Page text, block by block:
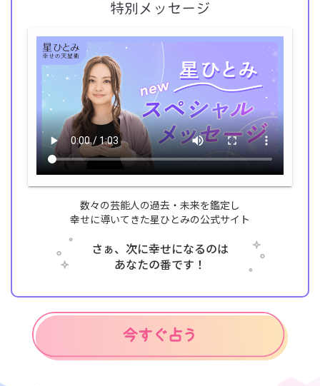
特別メッセージ
数々の芸能人の過去・未来を鑑定し
幸せに導いてきた星ひとみの公式サイト
さぁ、次に幸せになるのは
あなたの番です！